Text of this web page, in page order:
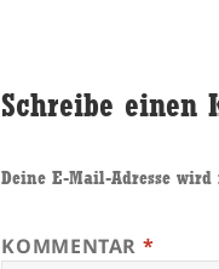
Schreibe einen
Deine E-Mail-Adresse
KOMMENTAR *